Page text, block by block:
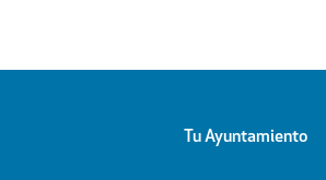
Tu Ayuntamiento